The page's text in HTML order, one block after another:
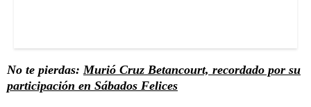
No te pierdas: Murió Cruz Betancourt, recordado por su
participación en Sábados Felices